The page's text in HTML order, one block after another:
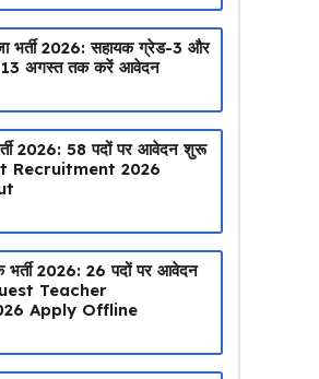
भर्ती 2026: सहायक ग्रेड-3 और
13 अगस्त तक करें आवेदन
2026: 58 पदों पर आवेदन शुरू
Recruitment 2026
भर्ती 2026: 26 पदों पर आवेदन
Teacher
Apply Offline